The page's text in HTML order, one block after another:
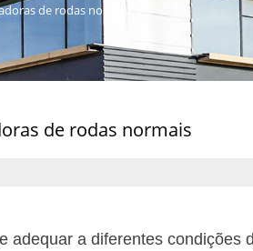
de rodas normais
de rodas normais
adequar a diferentes condições